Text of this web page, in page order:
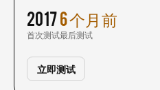
2017
首次测试
6 个月前
最后测试
立即测试